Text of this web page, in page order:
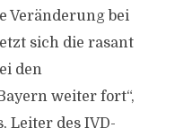
Veränderung bei
sich die rasant
den
weiter fort“,
Leiter des IVD-